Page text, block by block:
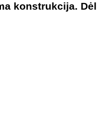
konstrukcija. Dėl